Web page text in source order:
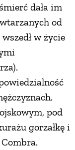
dała im
od
w życie
pod
gorzałkę i